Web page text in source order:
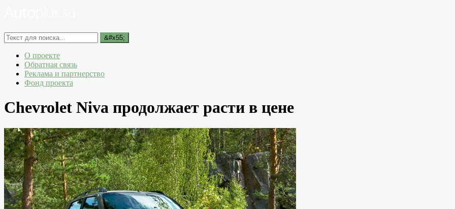
О проекте
Обратная связь
Реклама и партнерство
Фонд проекта
Chevrolet Niva продолжает расти в цене